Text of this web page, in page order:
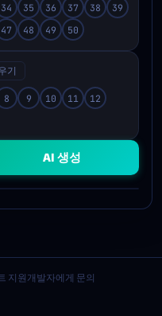
34 35 36 37 38
39
47 48 49 50
기
8 9 10 11 12
AI 생성
지원개발자에게 문의